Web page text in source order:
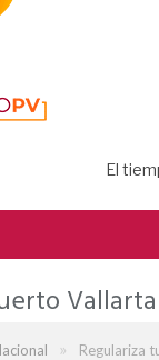
El
Vallarta
»
Regulariza